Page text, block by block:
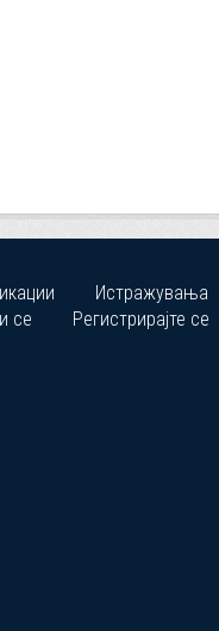
Истражувања
се Регистрирајте се